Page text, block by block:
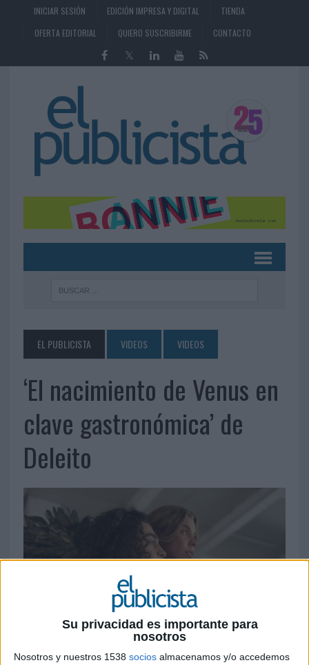
Su privacidad es importante para
nosotros
Nosotros y nuestros 1538 socios almacenamos y/o accedemos
INICIAR SESIÓN EDICIÓN IMPRESA Y DIGITAL
TIENDA
OFERTA EDITORIAL
QUIERO SUSCRIBIRME CONTACTO
EL PUBLICISTA VIDEOS VIDEOS
‘El nacimiento de Venus en
clave gastronómica’ de
Deleito
21 DE ENERO DE 2025
Equipo: